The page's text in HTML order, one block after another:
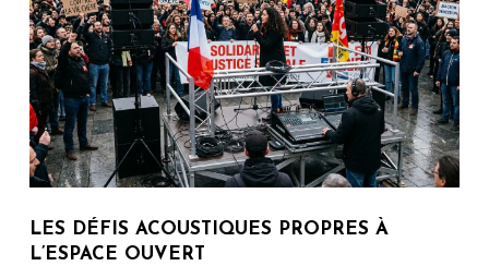
LES DÉFIS ACOUSTIQUES PROPRES À
L’ESPACE OUVERT